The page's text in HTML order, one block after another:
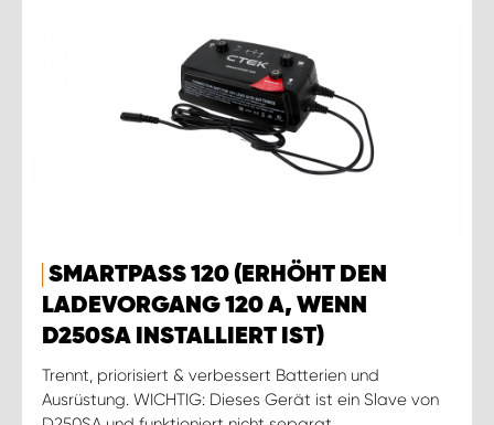
SMARTPASS 120 (ERHÖHT DEN
LADEVORGANG 120 A, WENN
D250SA INSTALLIERT IST)
Trennt, priorisiert & verbessert Batterien und
Ausrüstung. WICHTIG: Dieses Gerät ist ein Slave von